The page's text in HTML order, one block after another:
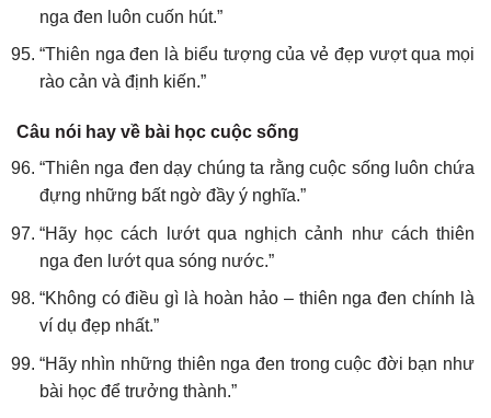
nga đen luôn cuốn hút.”
“Thiên nga đen là biểu tượng của vẻ đẹp vượt qua mọi
rào cản và định kiến.”
Câu nói hay về bài học cuộc sống
“Thiên nga đen dạy chúng ta rằng cuộc sống luôn chứa
đựng những bất ngờ đầy ý nghĩa.”
“Hãy học cách lướt qua nghịch cảnh như cách thiên
nga đen lướt qua sóng nước.”
“Không có điều gì là hoàn hảo – thiên nga đen chính là
ví dụ đẹp nhất.”
“Hãy nhìn những thiên nga đen trong cuộc đời bạn như
bài học để trưởng thành.”